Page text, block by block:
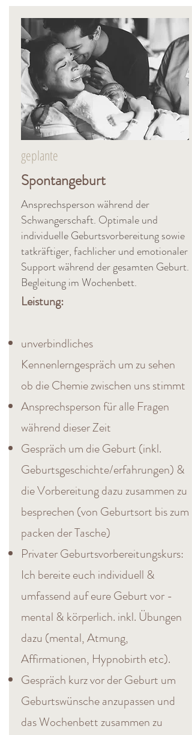
geplante
Spontangeburt
Ansprechsperson während der
Schwangerschaft. Optimale und
individuelle Geburtsvorbereitung sowie
tatkräftiger, fachlicher und emotionaler
Support während der gesamten Geburt.
Begleitung im Wochenbett.
Leistung:
unverbindliches
Kennenlerngespräch um zu sehen
ob die Chemie zwischen uns stimmt
Ansprechsperson für alle Fragen
während dieser Zeit​
Gespräch um die Geburt (inkl.
Geburtsgeschichte/erfahrungen) &
die Vorbereitung dazu zusammen zu
besprechen (von Geburtsort bis zum
packen der Tasche)
Privater Geburtsvorbereitungskurs:
Ich bereite euch individuell &
umfassend auf eure Geburt vor -
mental & körperlich. inkl. Übungen
dazu (mental, Atmung,
Affirmationen, Hypnobirth etc).
Gespräch kurz vor der Geburt um
Geburtswünsche anzupassen und
das Wochenbett zusammen zu